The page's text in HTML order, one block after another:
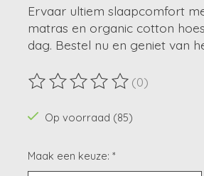
Ervaar ultiem slaapcomfort
matras en organic cotton
dag. Bestel nu en geniet van
De beoordeling van dit
(0)
Op voorraad (85)
Maak een keuze: *